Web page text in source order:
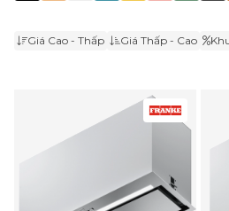
Giá Cao - Thấp Giá Thấp - Cao